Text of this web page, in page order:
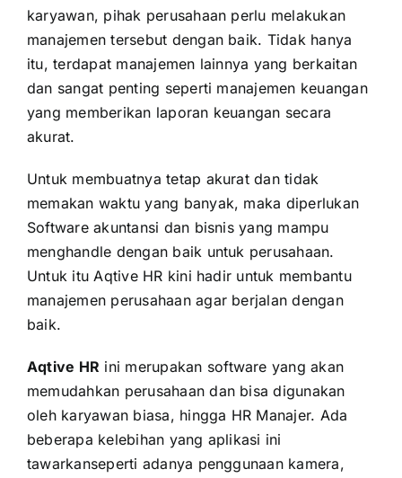
karyawan, pihak perusahaan perlu melakukan
manajemen tersebut dengan baik. Tidak hanya
itu, terdapat manajemen lainnya yang berkaitan
dan sangat penting seperti manajemen keuangan
yang memberikan laporan keuangan secara
akurat.
Untuk membuatnya tetap akurat dan tidak
memakan waktu yang banyak, maka diperlukan
Software akuntansi dan bisnis yang mampu
menghandle dengan baik untuk perusahaan.
Untuk itu Aqtive HR kini hadir untuk membantu
manajemen perusahaan agar berjalan dengan
baik.
Aqtive HR ini merupakan software yang akan
memudahkan perusahaan dan bisa digunakan
oleh karyawan biasa, hingga HR Manajer. Ada
beberapa kelebihan yang aplikasi ini
tawarkanseperti adanya penggunaan kamera,